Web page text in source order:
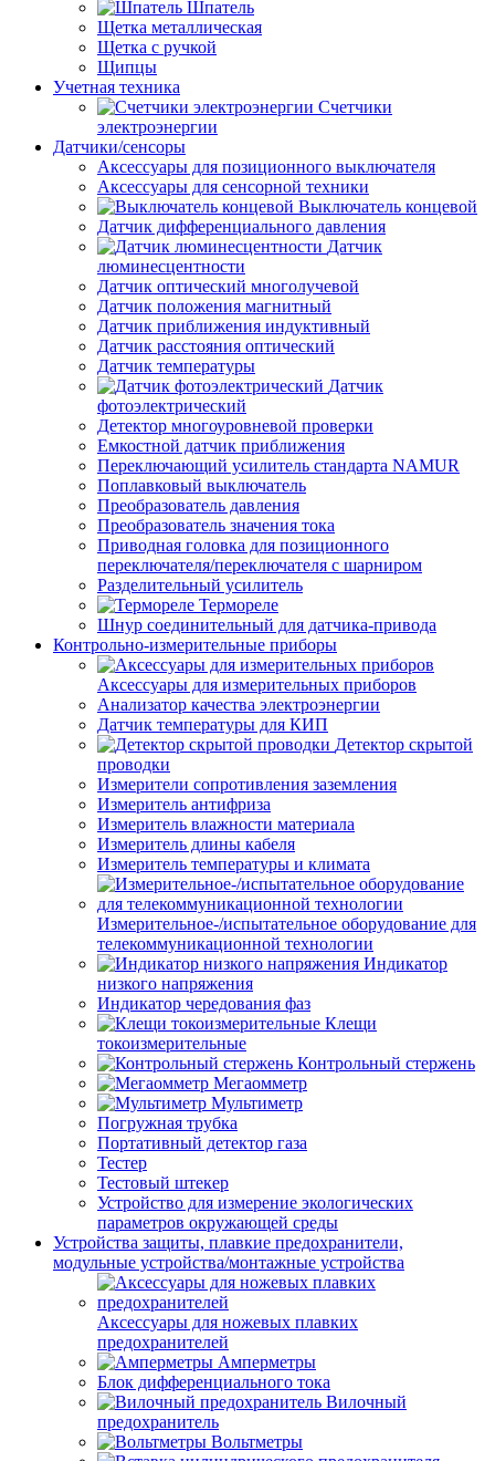
Шпатель
Щетка металлическая
Щетка с ручкой
Щипцы
Учетная техника
Счетчики
электроэнергии
Датчики/сенсоры
Аксессуары для позиционного выключателя
Аксессуары для сенсорной техники
Выключатель концевой
Датчик дифференциального давления
Датчик
люминесцентности
Датчик оптический многолучевой
Датчик положения магнитный
Датчик приближения индуктивный
Датчик расстояния оптический
Датчик температуры
Датчик
фотоэлектрический
Детектор многоуровневой проверки
Емкостной датчик приближения
Переключающий усилитель стандарта NAMUR
Поплавковый выключатель
Преобразователь давления
Преобразователь значения тока
Приводная головка для позиционного
переключателя/переключателя с шарниром
Разделительный усилитель
Термореле
Шнур соединительный для датчика-привода
Контрольно-измерительные приборы
Аксессуары для измерительных приборов
Анализатор качества электроэнергии
Датчик температуры для КИП
Детектор скрытой
проводки
Измерители сопротивления заземления
Измеритель антифриза
Измеритель влажности материала
Измеритель длины кабеля
Измеритель температуры и климата
Измерительное-/испытательное оборудование для
телекоммуникационной технологии
Индикатор
низкого напряжения
Индикатор чередования фаз
Клещи
токоизмерительные
Контрольный стержень
Мегаомметр
Мультиметр
Погружная трубка
Портативный детектор газа
Тестер
Тестовый штекер
Устройство для измерение экологических
параметров окружающей среды
Устройства защиты, плавкие предохранители,
модульные устройства/монтажные устройства
Аксессуары для ножевых плавких
предохранителей
Амперметры
Блок дифференциального тока
Вилочный
предохранитель
Вольтметры